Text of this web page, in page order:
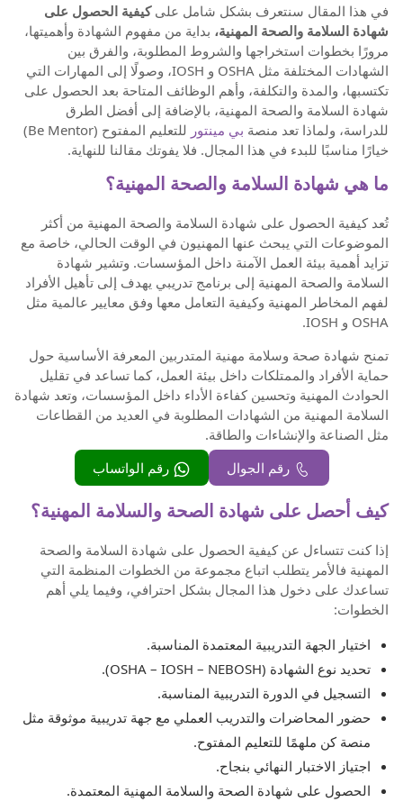
في هذا المقال سنتعرف بشكل شامل علىكيفية الحصول على
شهادة السلامة والصحة المهنية، بداية من مفهوم الشهادة وأهميتها،
مرورًا بخطوات استخراجها والشروط المطلوبة، والفرق بين
الشهادات المختلفة مثل OSHA و IOSH، وصولًا إلى المهارات التي
تكتسبها، والمدة والتكلفة، وأهم الوظائف المتاحة بعد الحصول على
شهادة السلامة والصحة المهنية، بالإضافة إلى أفضل الطرق
للدراسة، ولماذا تعد منصة بي مينتور
للتعليم المفتوح (Be Mentor)
خيارًا مناسبًا للبدء في هذا المجال. فلا يفوتك مقالنا للنهاية.
ما هي شهادة السلامة والصحة المهنية؟
تُعد كيفية الحصول على شهادة السلامة والصحة المهنية من أكثر
الموضوعات التي يبحث عنها المهنيون في الوقت الحالي، خاصة مع
تزايد أهمية بيئة العمل الآمنة داخل المؤسسات. وتشير شهادة
السلامة والصحة المهنية إلى برنامج تدريبي يهدف إلى تأهيل الأفراد
لفهم المخاطر المهنية وكيفية التعامل معها وفق معايير عالمية مثل
OSHA و IOSH.
تمنح شهادة صحة وسلامة مهنية المتدربين المعرفة الأساسية حول
حماية الأفراد والممتلكات داخل بيئة العمل، كما تساعد في تقليل
الحوادث المهنية وتحسين كفاءة الأداء داخل المؤسسات، وتعد شهادة
السلامة المهنية من الشهادات المطلوبة في العديد من القطاعات
مثل الصناعة والإنشاءات والطاقة.
رقم الجوال
رقم الواتساب
كيف أحصل على شهادة الصحة والسلامة المهنية؟
إذا كنت تتساءل عن كيفية الحصول على شهادة السلامة والصحة
المهنية فالأمر يتطلب اتباع مجموعة من الخطوات المنظمة التي
تساعدك على دخول هذا المجال بشكل احترافي، وفيما يلي أهم
الخطوات:
اختيار الجهة التدريبية المعتمدة المناسبة.
تحديد نوع الشهادة (OSHA – IOSH – NEBOSH).
التسجيل في الدورة التدريبية المناسبة.
حضور المحاضرات والتدريب العملي مع جهة تدريبية موثوقة مثل
منصة كن ملهمًا للتعليم المفتوح.
اجتياز الاختبار النهائي بنجاح.
الحصول على شهادة الصحة والسلامة المهنية المعتمدة.